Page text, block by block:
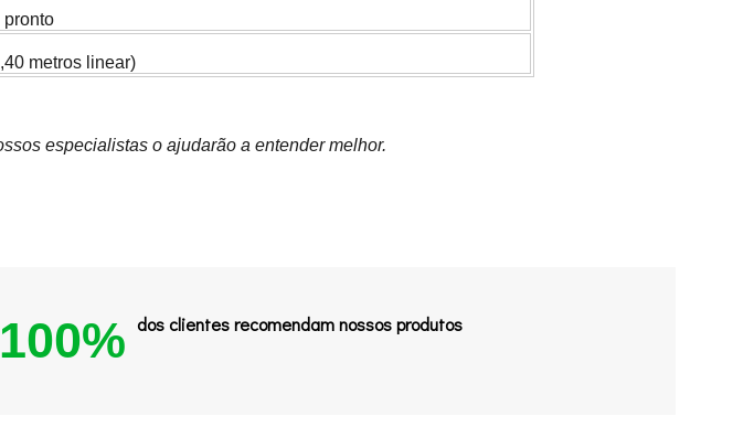
pronto
metros linear)
especialistas o ajudarão a entender melhor.
100% dos clientes recomendam nossos produtos